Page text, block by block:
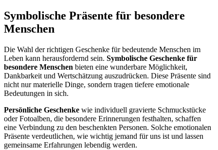
Symbolische Präsente für besondere
Menschen
Die Wahl der richtigen Geschenke für bedeutende Menschen im
Leben kann herausfordernd sein. Symbolische Geschenke für
besondere Menschen bieten eine wunderbare Möglichkeit,
Dankbarkeit und Wertschätzung auszudrücken. Diese Präsente sind
nicht nur materielle Dinge, sondern tragen tiefere emotionale
Bedeutungen in sich.
Persönliche Geschenke wie individuell gravierte Schmuckstücke
oder Fotoalben, die besondere Erinnerungen festhalten, schaffen
eine Verbindung zu den beschenkten Personen. Solche emotionalen
Präsente verdeutlichen, wie wichtig jemand für uns ist und lassen
gemeinsame Erfahrungen lebendig werden.